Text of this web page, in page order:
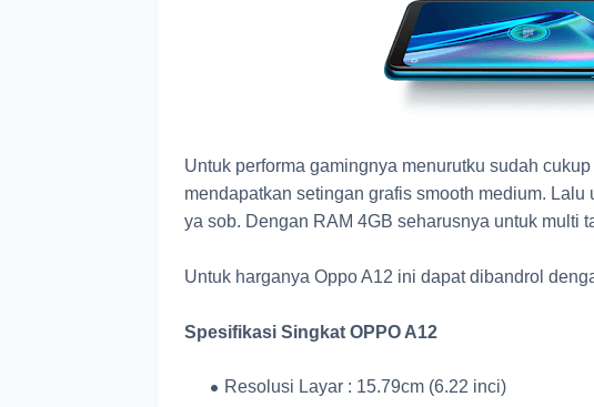
Untuk performa gamingnya menurutku sudah
mendapatkan setingan grafis smooth medium.
ya sob. Dengan RAM 4GB seharusnya untuk multi
Untuk harganya Oppo A12 ini dapat dibandrol
Spesifikasi Singkat OPPO A12
Resolusi Layar : 15.79cm (6.22 inci)